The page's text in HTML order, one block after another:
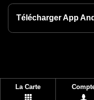
Télécharger App
La Carte